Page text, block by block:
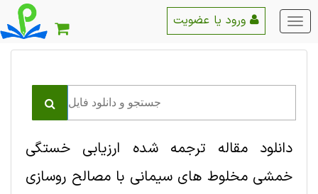
منو
اصلی
دانلود مقاله ترجمه شده ارزیابی خستگی
خمشی مخلوط های سیمانی با مصالح روسازی